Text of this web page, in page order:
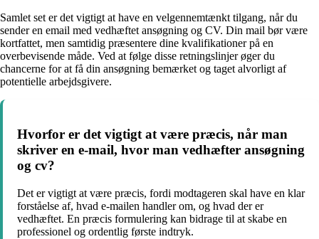
Samlet set er det vigtigt at have en velgennemtænkt tilgang, når du
sender en email med vedhæftet ansøgning og CV. Din mail bør være
kortfattet, men samtidig præsentere dine kvalifikationer på en
overbevisende måde. Ved at følge disse retningslinjer øger du
chancerne for at få din ansøgning bemærket og taget alvorligt af
potentielle arbejdsgivere.
Hvorfor er det vigtigt at være præcis, når man
skriver en e-mail, hvor man vedhæfter ansøgning
og cv?
Det er vigtigt at være præcis, fordi modtageren skal have en klar
forståelse af, hvad e-mailen handler om, og hvad der er
vedhæftet. En præcis formulering kan bidrage til at skabe en
professionel og ordentlig første indtryk.